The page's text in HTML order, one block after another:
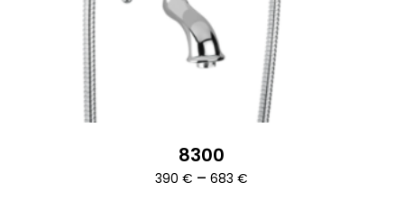
8300
390€ – 683€